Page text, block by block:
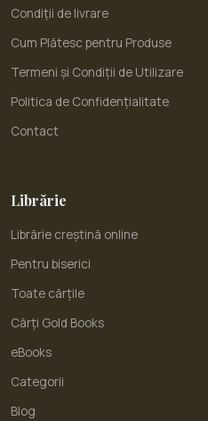
Condiții de livrare
Cum Plătesc pentru Produse
Termeni și Condiții de Utilizare
Politica de Confidențialitate
Contact
Librărie
Librărie creștină online
Pentru biserici
Toate cărțile
Cărți Gold Books
eBooks
Categorii
Blog